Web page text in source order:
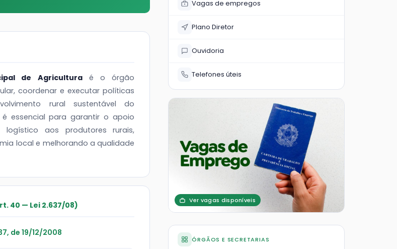
de Agriculturaé o órgão
coordenar e executar políticas
rural sustentável do
é essencial para garantir o apoio
logístico aos produtores rurais,
local e melhorando a qualidade
40 — Lei 2.637/08)
de 19/12/2008
Vagas de empregos
Plano Diretor
Ouvidoria
Telefones úteis
Ver vagas disponíveis
ÓRGÃOS E SECRETARIAS